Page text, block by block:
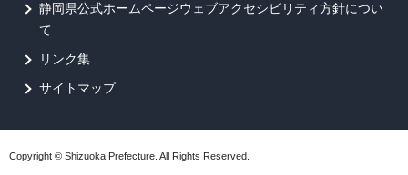
静岡県公式ホームページウェブアクセシビリティ方針につい
て
リンク集
サイトマップ
Copyright © Shizuoka Prefecture. All Rights Reserved.